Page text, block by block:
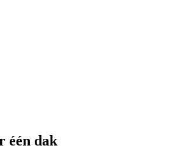
één dak